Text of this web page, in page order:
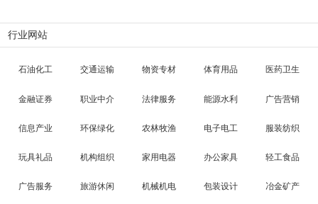
行业网站
石油化工 交通运输 物资专材 体育用品 医药卫生
金融证券 职业中介 法律服务 能源水利 广告营销
信息产业 环保绿化 农林牧渔 电子电工 服装纺织
玩具礼品 机构组织 家用电器 办公家具 轻工食品
广告服务 旅游休闲 机械机电 包装设计 冶金矿产